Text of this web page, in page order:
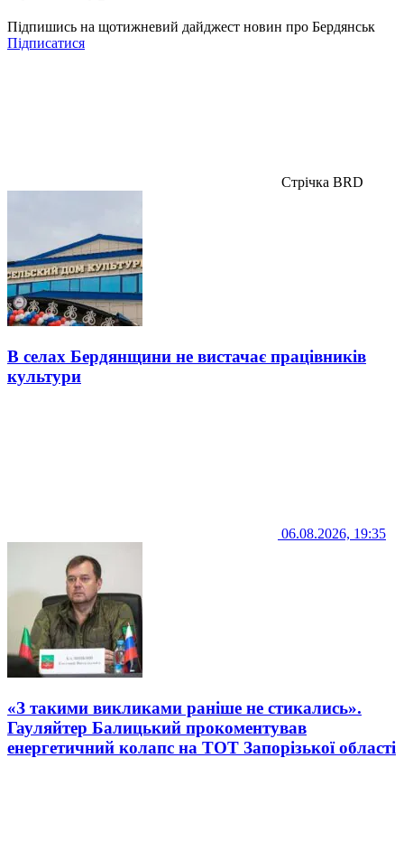
Підпишись на щотижневий дайджест новин про Бердянськ
Підписатися
Стрічка BRD
В селах Бердянщини не вистачає працівників
культури
06.08.2026, 19:35
«З такими викликами раніше не стикались».
Гауляйтер Балицький прокоментував
енергетичний колапс на ТОТ Запорізької області